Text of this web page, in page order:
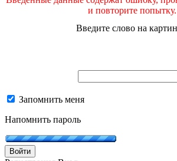
и повторите попытку.
Введите слово на
Запомнить меня
Напомнить пароль
Войти